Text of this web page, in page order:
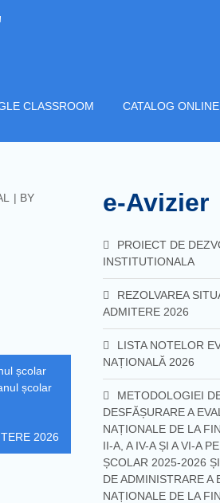
CLASSROOM CATALOG ONLINE
BY
școlar
școlar
2026
e-Avizier
PROIECT DE
INSTITUTIONALA
REZOLVAREA
ADMITERE 2026
LISTA NOTELOR
NAȚIONALĂ 2026
METODOLOGIEI
DESFĂȘURARE A
NAȚIONALE DE LA
II-A, A IV-A ȘI A VI-A
ȘCOLAR 2025-2026
DE ADMINISTRARE A
NAȚIONALE DE LA